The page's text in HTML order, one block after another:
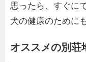
思ったら、すぐに
犬の健康のために
オススメの別荘